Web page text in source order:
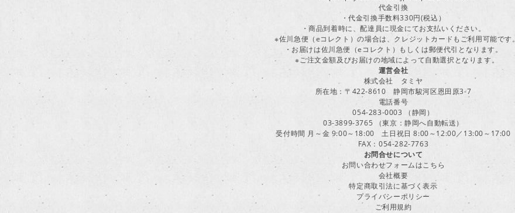
代金引換
・代金引換手数料330円(税込）
・商品到着時に、配達員に現金にてお支払いください。
※佐川急便（eコレクト）の場合は、クレジットカードもご利用可能です。
・お届けは佐川急便（eコレクト）もしくは郵便代引となります。
※ご注文金額及びお届けの地域によって自動選択となります。
運営会社
株式会社 タミヤ
所在地：〒422-8610 静岡市駿河区恩田原3-7
電話番号
054-283-0003 （静岡）
03-3899-3765 （東京：静岡へ自動転送）
受付時間 月～金 9:00～18:00 土日祝日 8:00～12:00／13:00～17:00
FAX：054-282-7763
お問合せについて
お問い合わせフォームはこちら
会社概要
特定商取引法に基づく表示
プライバシーポリシー
ご利用規約